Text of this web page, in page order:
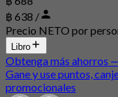
฿ 638 /
Precio NETO por
Libro
Obtenga más ahorros
Gane y use puntos,
promocionales